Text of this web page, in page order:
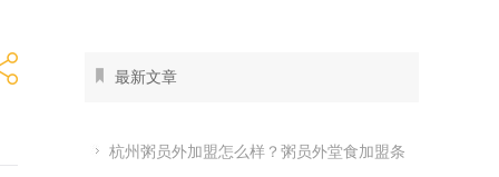
最新文章
杭州粥员外加盟怎么样？粥员外堂食加盟条